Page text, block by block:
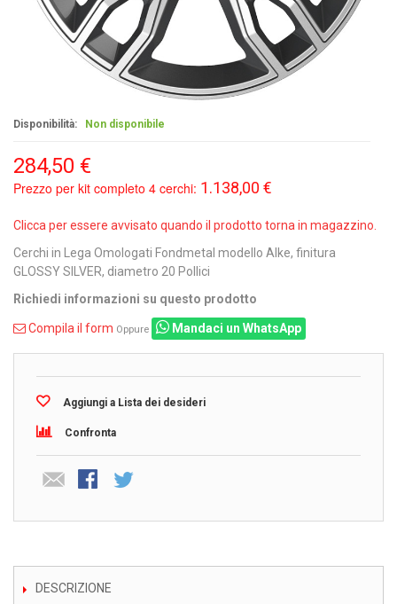
Disponibilità: Non disponibile
284,50 €
Prezzo per kit completo 4 cerchi: 1.138,00 €
Clicca per essere avvisato quando il prodotto torna in magazzino.
Cerchi in Lega Omologati Fondmetal modello Alke, finitura
GLOSSY SILVER, diametro 20 Pollici
Richiedi informazioni su questo prodotto
Compila il form Oppure Mandaci un WhatsApp
Aggiungi a Lista dei desideri
Confronta
DESCRIZIONE